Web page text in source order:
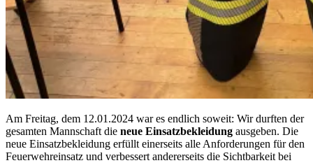
Am Freitag, dem 12.01.2024 war es endlich soweit: Wir durften der
gesamten Mannschaft die neue Einsatzbekleidung ausgeben. Die
neue Einsatzbekleidung erfüllt einerseits alle Anforderungen für den
Feuerwehreinsatz und verbessert andererseits die Sichtbarkeit bei